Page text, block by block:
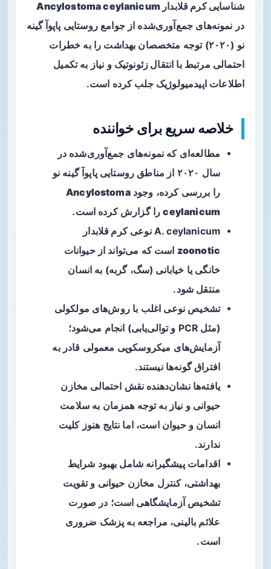
شناسایی کرم قلابدار Ancylostoma ceylanicum
در نمونه‌های جمع‌آوری‌شده از جوامع روستایی پاپوآ گینه
نو
(۲۰۲۰) توجه متخصصان بهداشت را به خطرات
احتمالی مرتبط با انتقال زئونوتیک و نیاز به تکمیل
اطلاعات اپیدمیولوژیک جلب کرده است.
خلاصه سریع برای خواننده
مطالعه‌ای که نمونه‌های جمع‌آوری‌شده در
سال ۲۰۲۰ از مناطق روستایی پاپوآ گینه نو
را بررسی کرده، وجودAncylostoma
ceylanicumرا گزارش کرده است.
A. ceylanicum نوعی
کرم قلابدار
zoonotic است که می‌تواند از حیوانات
خانگی یا خیابانی (سگ، گربه) به انسان
منتقل شود.
تشخیص نوعی اغلب با روش‌های مولکولی
(مثل PCR و توالی‌یابی) انجام می‌شود؛
آزمایش‌های میکروسکوپی معمولی قادر به
افتراق گونه‌ها نیستند.
یافته‌ها نشان‌دهنده نقش احتمالی مخازن
حیوانی و نیاز به توجه همزمان به سلامت
انسان و حیوان است، اما نتایج هنوز کلیت
ندارند.
اقدامات پیشگیرانه شامل بهبود شرایط
بهداشتی، کنترل مخازن حیوانی و تقویت
تشخیص آزمایشگاهی است؛ در صورت
علائم بالینی، مراجعه به پزشک ضروری
است.